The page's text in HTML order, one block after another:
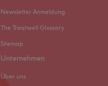
Newsletter Anmeldung
The Treatwell Glossary
Sitemap
Unternehmen
Über uns